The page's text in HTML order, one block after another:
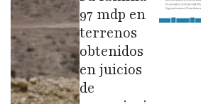
97 mdp en
terrenos
obtenidos
en juicios
de